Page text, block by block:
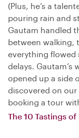
(Plus, he’s a
pouring rain and
Gautam handled
between walking,
everything
delays. Gautam’s
opened up a side
discovered on our
booking a tour
The 10 Tastings